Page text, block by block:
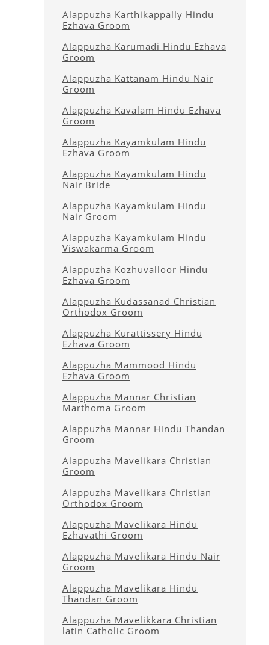
Alappuzha Karthikappally Hindu
Ezhava Groom
Alappuzha Karumadi Hindu Ezhava
Groom
Alappuzha Kattanam Hindu Nair
Groom
Alappuzha Kavalam Hindu Ezhava
Groom
Alappuzha Kayamkulam Hindu
Ezhava Groom
Alappuzha Kayamkulam Hindu
Nair Bride
Alappuzha Kayamkulam Hindu
Nair Groom
Alappuzha Kayamkulam Hindu
Viswakarma Groom
Alappuzha Kozhuvalloor Hindu
Ezhava Groom
Alappuzha Kudassanad Christian
Orthodox Groom
Alappuzha Kurattissery Hindu
Ezhava Groom
Alappuzha Mammood Hindu
Ezhava Groom
Alappuzha Mannar Christian
Marthoma Groom
Alappuzha Mannar Hindu Thandan
Groom
Alappuzha Mavelikara Christian
Groom
Alappuzha Mavelikara Christian
Orthodox Groom
Alappuzha Mavelikara Hindu
Ezhavathi Groom
Alappuzha Mavelikara Hindu Nair
Groom
Alappuzha Mavelikara Hindu
Thandan Groom
Alappuzha Mavelikkara Christian
latin Catholic Groom